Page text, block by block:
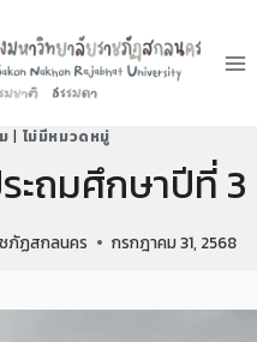
| ไม่มีหมวดหมู่
ะถมศึกษาปีที่ 3
ชภัฏสกลนคร กรกฎาคม 31, 2568